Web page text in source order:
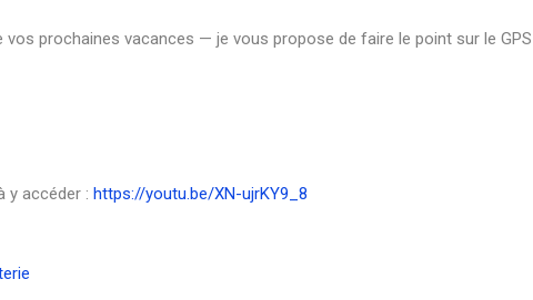
prochaines vacances — je vous propose de faire le point sur le
y accéder : https://youtu.be/XN-ujrKY9_8